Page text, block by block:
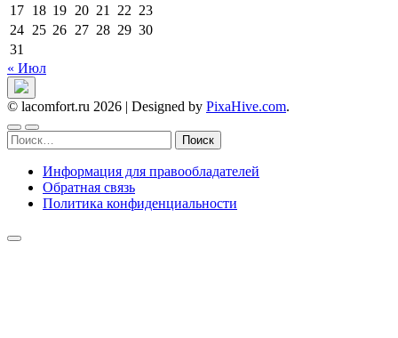
17 18 19 20 21 22 23
24 25 26 27 28 29 30
31
« Июл
© lacomfort.ru 2026 | Designed by PixaHive.com.
Найти:
Информация для правообладателей
Обратная связь
Политика конфиденциальности